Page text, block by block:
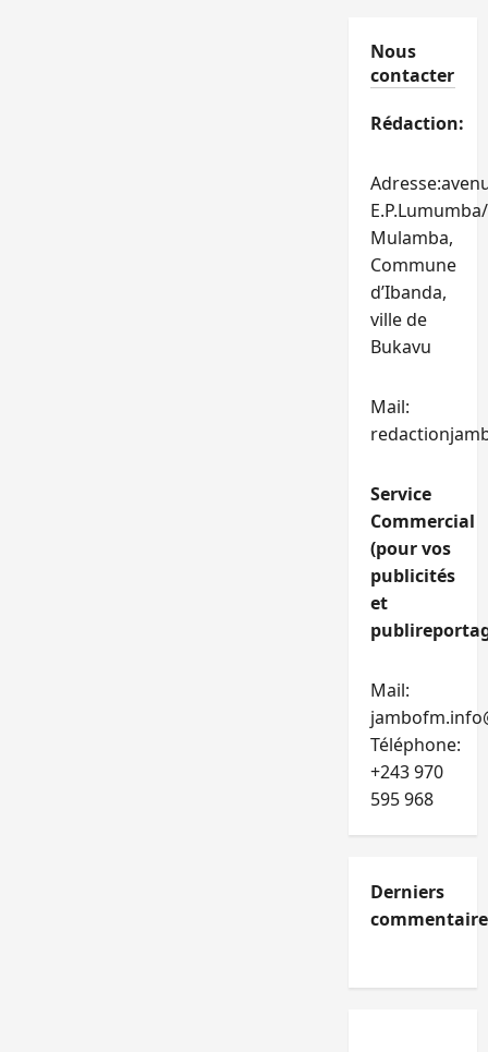
Nous
contacter
Rédaction:
Mulamba,
Commune
d’Ibanda,
ville de
Bukavu
Mail:
Service
Commercial
(pour vos
publicités
et
Mail:
Téléphone:
+243 970
595 968
Derniers